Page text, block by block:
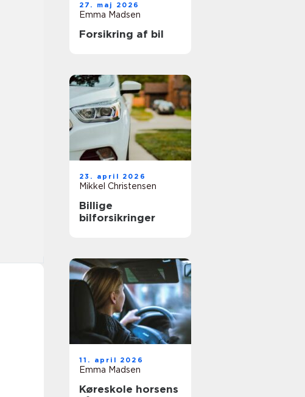
27. maj 2026
Emma Madsen
Forsikring af bil
23. april 2026
Mikkel Christensen
Billige
bilforsikringer
11. april 2026
Emma Madsen
Køreskole horsens